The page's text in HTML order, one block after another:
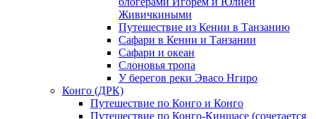
Живичкиными
Путешествие из Кении в Танзанию
Сафари в Кении и Танзании
Сафари и океан
Слоновья тропа
У берегов реки Эвасо Нгиро
Конго (ДРК)
Путешествие по Конго и Конго
Путешествие по Конго-Киншасе (сочетается